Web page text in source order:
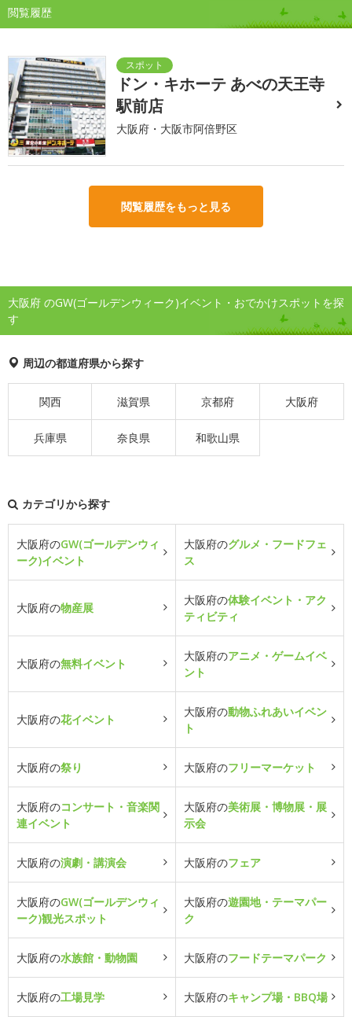
閲覧履歴
ドン・キホーテ あべの天王寺
駅前店
大阪府・大阪市阿倍野区
閲覧履歴をもっと見る
大阪府 のGW(ゴールデンウィーク)イベント・おでかけスポットを探
す
周辺の都道府県から探す
関西 滋賀県 京都府 大阪府
兵庫県 奈良県 和歌山県
カテゴリから探す
大阪府のGW(ゴールデンウィ
ーク)イベント
大阪府のグルメ・フードフェ
ス
大阪府の物産展
大阪府の体験イベント・アク
ティビティ
大阪府の無料イベント
大阪府のアニメ・ゲームイベ
ント
大阪府の花イベント
大阪府の動物ふれあいイベン
ト
大阪府の祭り 大阪府のフリーマーケット
大阪府のコンサート・音楽関
連イベント
大阪府の美術展・博物展・展
示会
大阪府の演劇・講演会 大阪府のフェア
大阪府のGW(ゴールデンウィ
ーク)観光スポット
大阪府の遊園地・テーマパー
ク
大阪府の水族館・動物園 大阪府のフードテーマパーク
大阪府の工場見学 大阪府のキャンプ場・BBQ場